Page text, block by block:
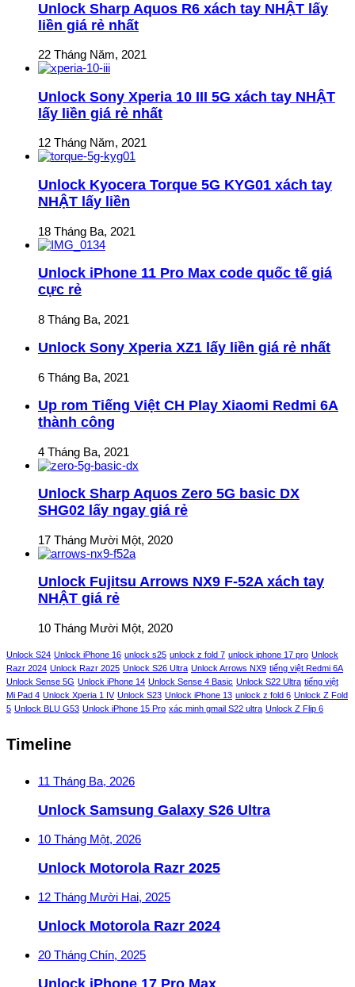
Unlock Sharp Aquos R6 xách tay NHẬT lấy
liền giá rẻ nhất
22 Tháng Năm, 2021
Unlock Sony Xperia 10 III 5G xách tay NHẬT
lấy liền giá rẻ nhất
12 Tháng Năm, 2021
Unlock Kyocera Torque 5G KYG01 xách tay
NHẬT lấy liền
18 Tháng Ba, 2021
Unlock iPhone 11 Pro Max code quốc tế giá
cực rẻ
8 Tháng Ba, 2021
Unlock Sony Xperia XZ1 lấy liền giá rẻ nhất
6 Tháng Ba, 2021
Up rom Tiếng Việt CH Play Xiaomi Redmi 6A
thành công
4 Tháng Ba, 2021
Unlock Sharp Aquos Zero 5G basic DX
SHG02 lấy ngay giá rẻ
17 Tháng Mười Một, 2020
Unlock Fujitsu Arrows NX9 F-52A xách tay
NHẬT giá rẻ
10 Tháng Mười Một, 2020
Unlock S24 Unlock iPhone 16 unlock s25 unlock z fold 7 unlock iphone 17 pro Unlock
Razr 2024 Unlock Razr 2025 Unlock S26 Ultra Unlock Arrows NX9 tiếng việt Redmi 6A
Unlock Sense 5G Unlock iPhone 14 Unlock Sense 4 Basic Unlock S22 Ultra tiếng việt
Mi Pad 4 Unlock Xperia 1 IV Unlock S23 Unlock iPhone 13 unlock z fold 6 Unlock Z Fold
5 Unlock BLU G53 Unlock iPhone 15 Pro xác minh gmail S22 ultra Unlock Z Flip 6
Timeline
11 Tháng Ba, 2026
Unlock Samsung Galaxy S26 Ultra
10 Tháng Một, 2026
Unlock Motorola Razr 2025
12 Tháng Mười Hai, 2025
Unlock Motorola Razr 2024
20 Tháng Chín, 2025